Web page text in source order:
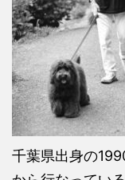
千葉県出身の